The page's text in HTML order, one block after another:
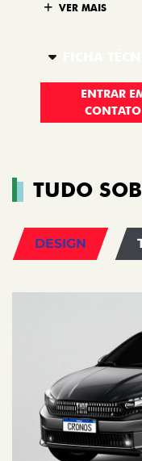
VER MAIS
ENTRAR
CONTATO
TUDO
DESIGN